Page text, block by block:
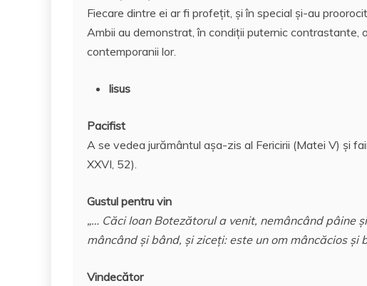
o
k
p
z
ă
Fiecare dintre ei ar fi profeţit, şi în special şi-au
Ambii au demonstrat, în condiţii puternic
contemporanii lor.
Iisus
Pacifist
A se vedea jurământul aşa-zis al Fericirii (Matei V) şi
XXVI, 52).
Gustul pentru vin
„… Căci Ioan Botezătorul a venit, nemâncând pâine
mâncând şi bând, şi ziceţi: este un om mâncăcios şi
Vindecător